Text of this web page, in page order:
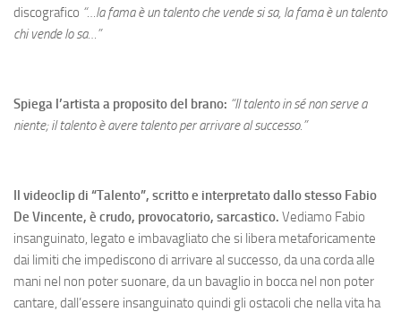
discografico “…la fama è un talento che vende si sa, la fama è un talento
chi vende lo sa…”
Spiega l’artista a proposito del brano: “Il talento in sé non serve a
niente; il talento è avere talento per arrivare al successo.”
Il videoclip di “Talento”, scritto e interpretato dallo stesso Fabio
De Vincente, è crudo, provocatorio, sarcastico. Vediamo Fabio
insanguinato, legato e imbavagliato che si libera metaforicamente
dai limiti che impediscono di arrivare al successo, da una corda alle
mani nel non poter suonare, da un bavaglio in bocca nel non poter
cantare, dall’essere insanguinato quindi gli ostacoli che nella vita ha